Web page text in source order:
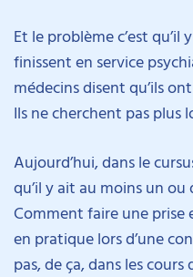
Et le problème c’est qu’il
finissent en service
médecins disent qu’ils
Ils ne cherchent pas plus
Aujourd’hui, dans le
qu’il y ait au moins un
Comment faire une prise
en pratique lors d’une
pas, de ça, dans les cours